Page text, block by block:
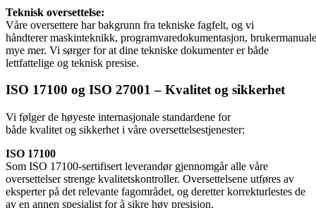
Teknisk oversettelse:
Våre oversettere har bakgrunn fra tekniske fagfelt, og vi
håndterer maskinteknikk, programvaredokumentasjon,
mye mer. Vi sørger for at dine tekniske dokumenter er både
lettfattelige og teknisk presise.
ISO 17100 og ISO 27001 – Kvalitet og sikkerhet
Vi følger de høyeste internasjonale standardene for
både kvalitet og sikkerhet i våre oversettelsestjenester:
ISO 17100
Som ISO 17100-sertifisert leverandør gjennomgår alle våre
oversettelser strenge kvalitetskontroller. Oversettelsene utføres av
eksperter på det relevante fagområdet, og deretter korrekturlestes de
av en annen spesialist for å sikre høy presisjon.